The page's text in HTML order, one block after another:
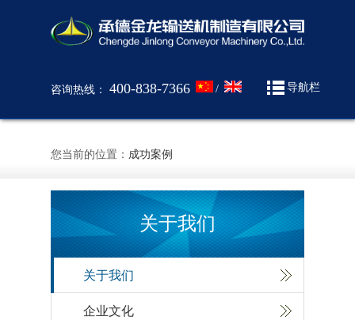
咨询热线： 400-838-7366 / 导航栏
您当前的位置： 成功案例
关于我们
关于我们
企业文化